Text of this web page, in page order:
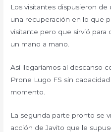
Los visitantes dispusieron de
una recuperación en lo que
visitante pero que sirvió para
un mano a mano.
Así llegaríamos al descanso
Prone Lugo FS sin
momento.
La segunda parte pronto se
acción de Javito que le